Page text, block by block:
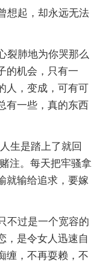
想起，却永远无法
裂肺地为你哭那么
的机会，只有一
人，变成，可有可
有一些，真的东西
生是踏上了就回
注。每天把牢骚拿
就输给追求，要嫁
不过是一个宽容的
，是令女人迅速自
缠，不再耍赖，不